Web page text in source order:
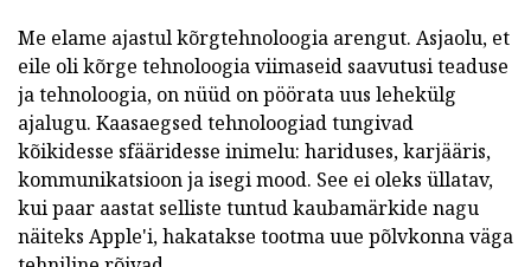
Me elame ajastul kõrgtehnoloogia arengut. Asjaolu, et
eile oli kõrge tehnoloogia viimaseid saavutusi teaduse
ja tehnoloogia, on nüüd on pöörata uus lehekülg
ajalugu. Kaasaegsed tehnoloogiad tungivad
kõikidesse sfääridesse inimelu: hariduses, karjääris,
kommunikatsioon ja isegi mood. See ei oleks üllatav,
kui paar aastat selliste tuntud kaubamärkide nagu
näiteks Apple'i, hakatakse tootma uue põlvkonna väga